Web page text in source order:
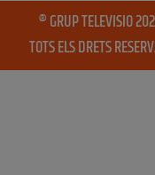
® GRUP TELEVISIO
TOTS ELS DRETS